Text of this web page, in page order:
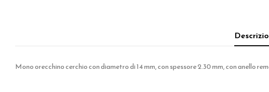
Mono orecchino cerchio con diametro di 14 mm, con spessore 2.30 mm, con anello